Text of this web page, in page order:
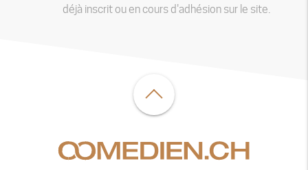
déjà inscrit ou en cours d'adhésion sur le site.